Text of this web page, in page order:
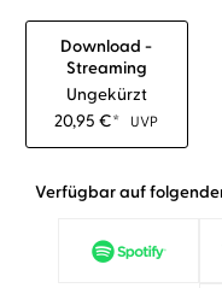
Download -
Streaming
Ungekürzt
20,95€* UVP
Verfügbar auf